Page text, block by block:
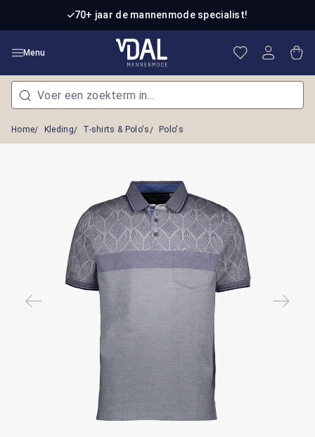
Ga naar de hoofdinhoud70+ jaar de mannenmode specialist!
Menu Je hebt 0
Home Kleding T-shirts & Polo's Polo's